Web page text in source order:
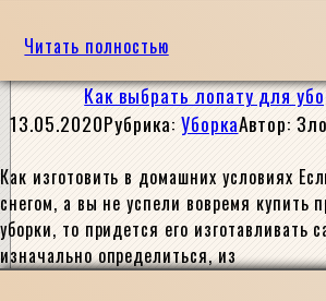
Читать полностью
Как выбрать лопату для
13.05.2020Рубрика: УборкаАвтор:
Как изготовить в домашних условиях
снегом, а вы не успели вовремя купить
уборки, то придется его изготавливать
изначально определиться, из